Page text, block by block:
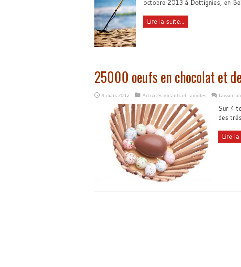
octobre 2013 à Dottignies, en
Lire la suite...
25000 oeufs en chocolat et
4 mars 2012 Activités enfants et familles Laisser
Sur 4
des
Lire la